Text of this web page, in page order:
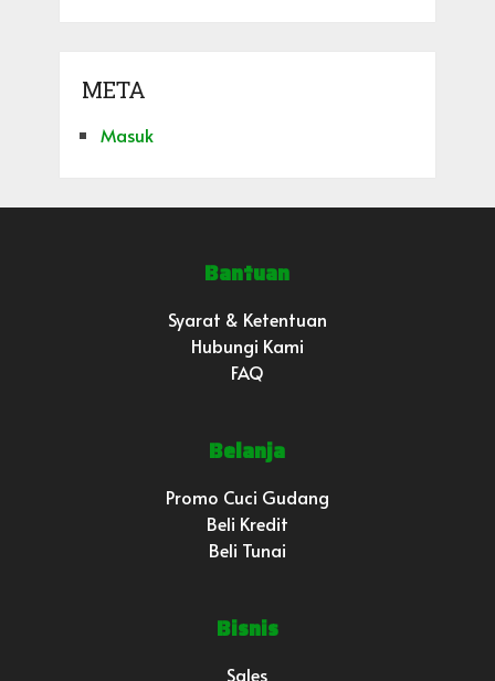
META
Masuk
Bantuan
Syarat & Ketentuan
Hubungi Kami
FAQ
Belanja
Promo Cuci Gudang
Beli Kredit
Beli Tunai
Bisnis
Sales